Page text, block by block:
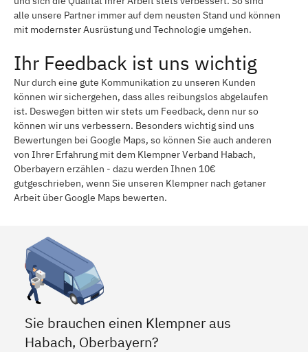
alle unsere Partner immer auf dem neusten Stand und können
mit modernster Ausrüstung und Technologie umgehen.
Ihr Feedback ist uns wichtig
Nur durch eine gute Kommunikation zu unseren Kunden
können wir sichergehen, dass alles reibungslos abgelaufen
ist. Deswegen bitten wir stets um Feedback, denn nur so
können wir uns verbessern. Besonders wichtig sind uns
Bewertungen bei Google Maps, so können Sie auch anderen
von Ihrer Erfahrung mit dem Klempner Verband Habach,
Oberbayern erzählen - dazu werden Ihnen 10€
gutgeschrieben, wenn Sie unseren Klempner nach getaner
Arbeit über Google Maps bewerten.
Sie brauchen einen Klempner aus
Habach, Oberbayern?